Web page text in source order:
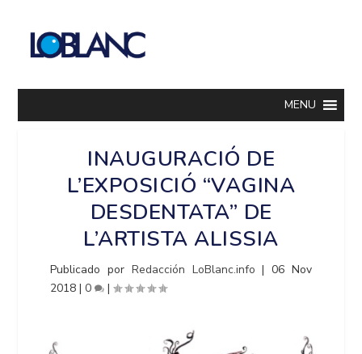
MENU
INAUGURACIÓ DE
L’EXPOSICIÓ “VAGINA
DESDENTATA” DE
L’ARTISTA ALISSIA
Publicado por Redacción LoBlanc.info | 06 Nov
2018 |0 |